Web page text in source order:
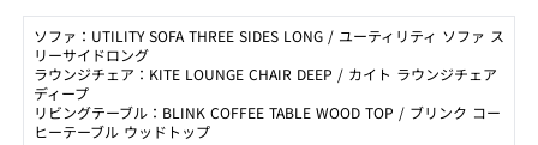
ソファ：UTILITY SOFA THREE SIDES LONG / ユーティリティ ソファ ス
リーサイドロング
ラウンジチェア：KITE LOUNGE CHAIR DEEP / カイト ラウンジチェア
ディープ
リビングテーブル：BLINK COFFEE TABLE WOOD TOP / ブリンク コー
ヒーテーブル ウッドトップ